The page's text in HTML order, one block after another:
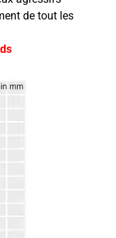
de tout les